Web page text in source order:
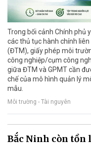
Trong bối cảnh Chính phủ
các thủ tục hành chính
(ĐTM), giấy phép môi
công nghiệp/cụm công
giữa ĐTM và GPMT cần
chế của mô hình quản lý
mẫu.
Môi trường - Tài nguyên
Bắc Ninh còn tồn